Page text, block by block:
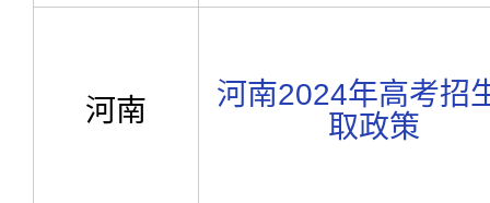
河南
河南2024年高考招
取政策